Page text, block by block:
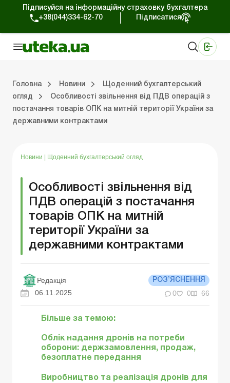
Підписуйся на інформаційну страховку бухгалтера
+38(044)334-62-70
Підписатися
Головна Новини
Щоденний бухгалтерський
огляд
Особливості звільнення від ПДB операцій з
постачання товарів ОПК на митній території України за
державними контрактами
Новини Щоденний бухгалтерський огляд
Особливості звільнення від
ПДB операцій з постачання
товарів ОПК на митній
території України за
державними контрактами
Редакція РОЗ’ЯСНЕННЯ
06.11.2025 0 0 66
Більше за темою:
Облік надання дронів на потреби
оборони: держзамовлення, продаж,
безоплатне передання
Виробництво та реалізація дронів для